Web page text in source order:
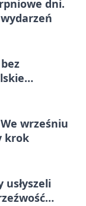
dni.
wrześniu
krok